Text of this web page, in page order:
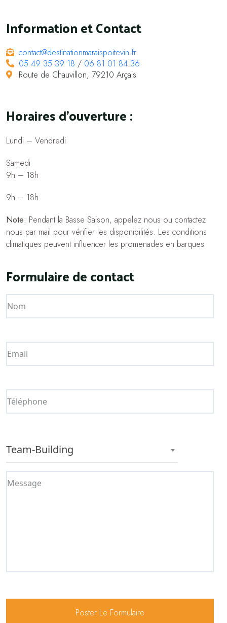
Information et Contact
contact@destinationmaraispoitevin.fr
05 49 35 39 18 / 06 81 01 84 36
Route de Chauvillon, 79210 Arçais
Horaires d'ouverture :
Lundi – Vendredi
Samedi
9h – 18h
9h – 18h
Note: Pendant la Basse Saison, appelez nous ou contactez
nous par mail pour vérifier les disponibilités. Les conditions
climatiques peuvent influencer les promenades en barques
Formulaire de contact
Team-Building